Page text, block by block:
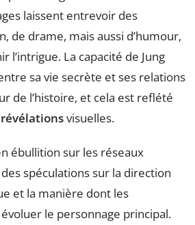
laissent entrevoir des
de drame, mais aussi d’humour,
l’intrigue. La capacité de Jung
sa vie secrète et ses relations
de l’histoire, et cela est reflété
visuelles.
ébullition sur les réseaux
spéculations sur la direction
et la manière dont les
le personnage principal.